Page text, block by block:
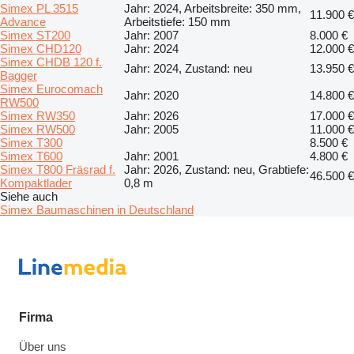
Simex PL 3515
Advance
Jahr: 2024, Arbeitsbreite: 350 mm,
Arbeitstiefe: 150 mm
11.900 €
Simex ST200
Jahr: 2007
8.000 €
Simex CHD120
Jahr: 2024
12.000 €
Simex CHDB 120 f.
Bagger
Jahr: 2024, Zustand: neu
13.950 €
Simex Eurocomach
RW500
Jahr: 2020
14.800 €
Simex RW350
Jahr: 2026
17.000 €
Simex RW500
Jahr: 2005
11.000 €
Simex T300
8.500 €
Simex T600
Jahr: 2001
4.800 €
Simex T800 Fräsrad f.
Kompaktlader
Jahr: 2026, Zustand: neu, Grabtiefe:
0,8 m
46.500 €
Siehe auch
Simex Baumaschinen in Deutschland
Firma
Über uns